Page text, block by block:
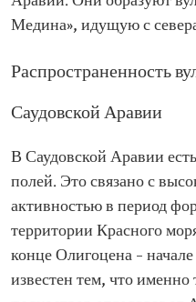
Медина», идущую с
Распространенность
Саудовской Аравии
В Саудовской Аравии
полей. Это связано с
активностью в период
территории Красного
конце Олигоцена –
известен тем, что